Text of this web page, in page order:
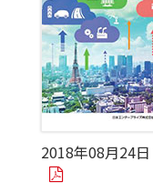
2018年08月24日